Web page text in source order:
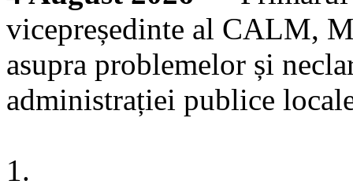
vicepreședinte al CALM,
asupra problemelor și
administrației publice
1.